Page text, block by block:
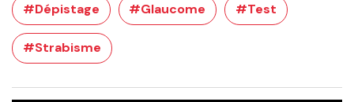
#Dépistage #Glaucome #Test
#Strabisme